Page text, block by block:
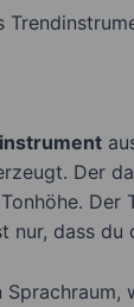
Der
nur, dass du